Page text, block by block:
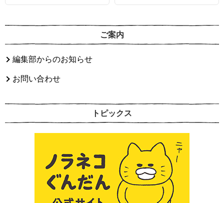
ご案内
編集部からのお知らせ
お問い合わせ
トピックス